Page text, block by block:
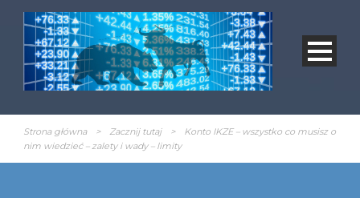
Strona główna > Zacznij tutaj >
Konto IKZE – wszystko co musisz o
nim wiedzieć – zalety i wady – limity